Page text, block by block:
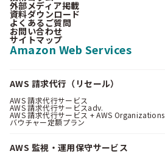
外部メディア掲載
資料ダウンロード
よくあるご質問
お問い合わせ
サイトマップ
Amazon Web Services
AWS 請求代行（リセール）
AWS 請求代行サービス
AWS 請求代行サービスadv.
AWS 請求代行サービス + AWS Organizations
バウチャー定額プラン
AWS 監視・運用保守サービス